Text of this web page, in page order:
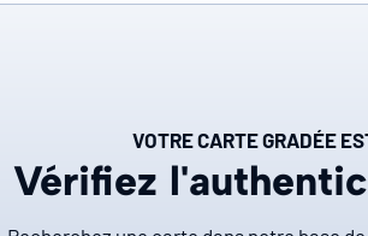
VOTRE CARTE GRADÉE
Vérifiez